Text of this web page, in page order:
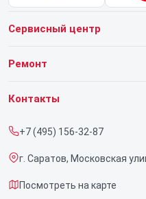
Сервисный центр
О нашем сервисе
Срочный ремонт
Доставка и способы оплаты
Диагностика
Ремонт
Массажных кресел
Контакты
+7 (495) 156-32-87
г. Саратов, Московская
Посмотреть на карте